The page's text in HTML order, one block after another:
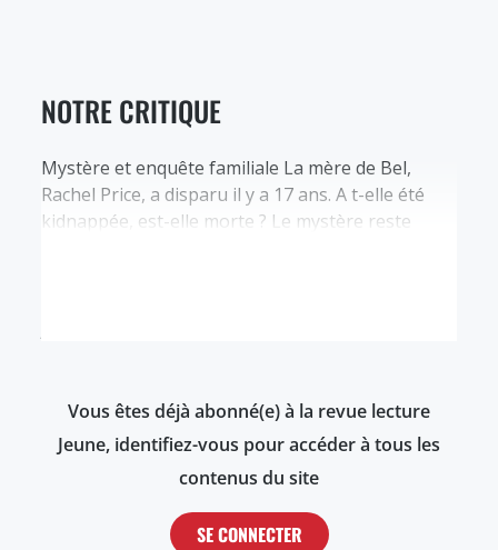
NOTRE CRITIQUE
Mystère et enquête familiale La mère de Bel,
Rachel Price, a disparu il y a 17 ans. A t-elle été
kidnappée, est-elle morte ? Le mystère reste
Vous êtes déjà abonné(e) à la revue lecture
Jeune, identifiez-vous pour accéder à tous les
contenus du site
SE CONNECTER